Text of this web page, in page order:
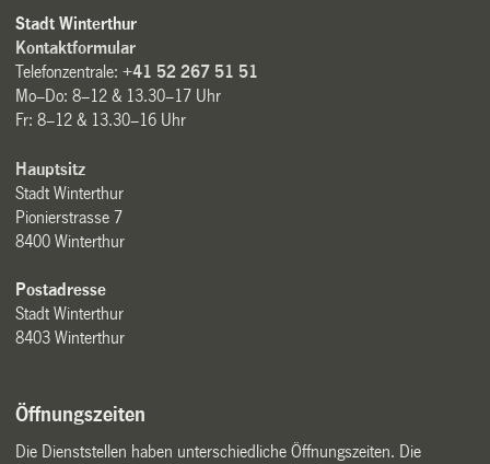
Stadt Winterthur
Kontaktformular
Telefonzentrale:+41 52 267 51 51
Mo–Do: 8–12 & 13.30–17 Uhr
Fr: 8–12 & 13.30–16 Uhr
Hauptsitz
Stadt Winterthur
Pionierstrasse 7
8400 Winterthur
Postadresse
Stadt Winterthur
8403 Winterthur
Öffnungszeiten
Die Dienststellen haben unterschiedliche Öffnungszeiten. Die